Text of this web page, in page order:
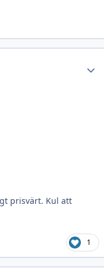
prisvärt. Kul att
1